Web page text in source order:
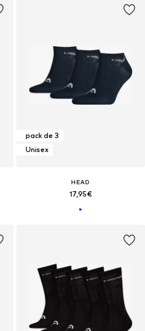
pack de 3
Unisex
HEAD
17,95€